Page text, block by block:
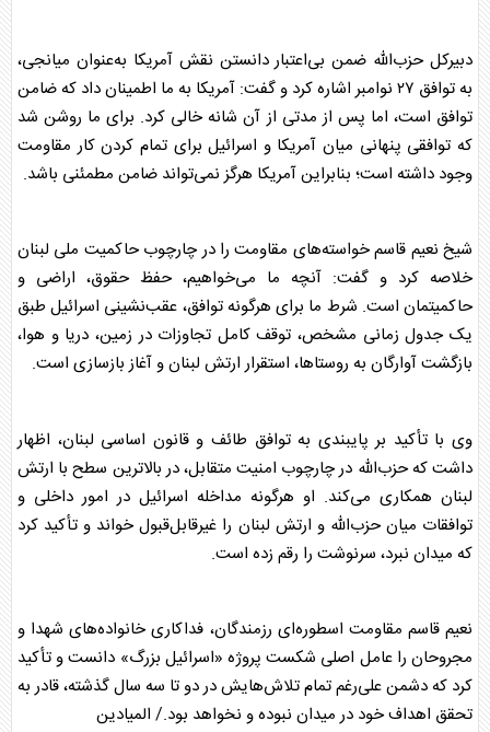
دبیرکل حزب‌الله ضمن بی‌اعتبار دانستن نقش آمریکا به‌عنوان میانجی،
به توافق ۲۷ نوامبر اشاره کرد و گفت: آمریکا به ما اطمینان داد که ضامن
توافق است، اما پس از مدتی از آن شانه خالی کرد. برای ما روشن شد
که توافقی پنهانی میان آمریکا و اسرائیل برای تمام کردن کار مقاومت
وجود داشته است؛ بنابراین آمریکا هرگز نمی‌تواند ضامن مطمئنی باشد.
شیخ نعیم قاسمخواسته‌های مقاومت را در چارچوب حاکمیت ملی لبنان
خلاصه کرد و گفت: آنچه ما می‌خواهیم، حفظ حقوق، اراضی و
حاکمیتمان است. شرط ما برای هرگونه توافق، عقب‌نشینی اسرائیل طبق
یک جدول زمانی مشخص، توقف کامل تجاوزات در زمین، دریا و هوا،
بازگشت آوارگان به روستاها، استقرار ارتش لبنانو آغاز بازسازی است.
وی با تأکید بر پایبندی به توافق طائف و قانون اساسی لبنان، اظهار
داشت که حزب‌الله در چارچوب امنیت متقابل، در بالاترین سطح با ارتش
لبنان همکاری می‌کند. او هرگونه مداخله اسرائیل در امور داخلی و
توافقات میان حزب‌الله و ارتش لبنان را غیرقابل‌قبول خواند و تأکید کرد
که میدان نبرد، سرنوشت را رقم زده است.
نعیم قاسم مقاومت اسطوره‌ای رزمندگان، فداکاری خانواده‌های شهدا و
مجروحان را عامل اصلی شکست پروژه «اسرائیل بزرگ» دانست و تأکید
کرد که دشمن علی‌رغم تمام تلاش‌هایش در دو تا سه سال گذشته، قادر به
تحقق اهداف خود در میدان نبوده و نخواهد بود./ المیادین